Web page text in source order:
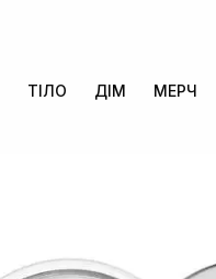
ТІЛО ДІМ МЕРЧ